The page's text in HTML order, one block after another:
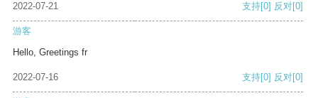
2022-07-21 支持[0] 反对[0]
游客
Hello, Greetings fr
2022-07-16 支持[0] 反对[0]